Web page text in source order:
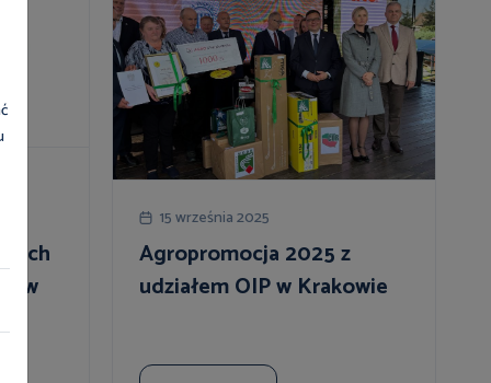
w
15 września 2025
Agropromocja 2025 z
udziałem OIP w Krakowie